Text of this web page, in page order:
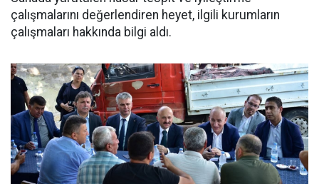
çalışmalarını değerlendiren heyet, ilgili kurumların
çalışmaları hakkında bilgi aldı.